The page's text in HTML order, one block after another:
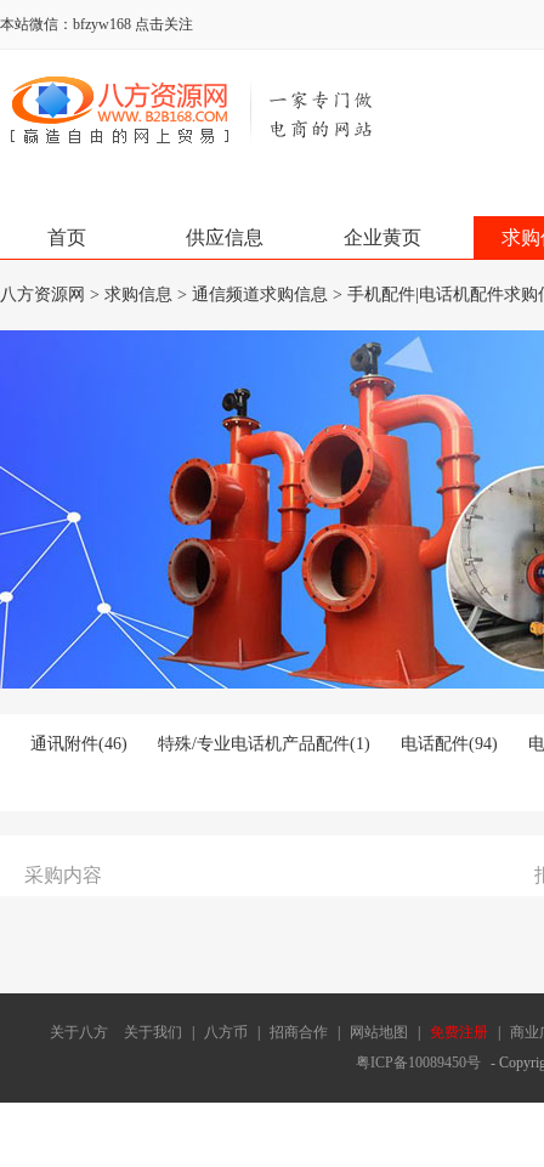
本站微信：bfzyw168 点击关注
首页 供应信息 企业黄页 求
八方资源网 > 求购信息 > 通信频道求购信息 > 手机配件|电话机配件求购
通讯附件(46) 特殊/专业电话机产品配件(1) 电话配件(94)
采购内容
关于八方 关于我们 八方币 招商合作 网站地图 免费注册
商业
粤ICP备10089450号 -